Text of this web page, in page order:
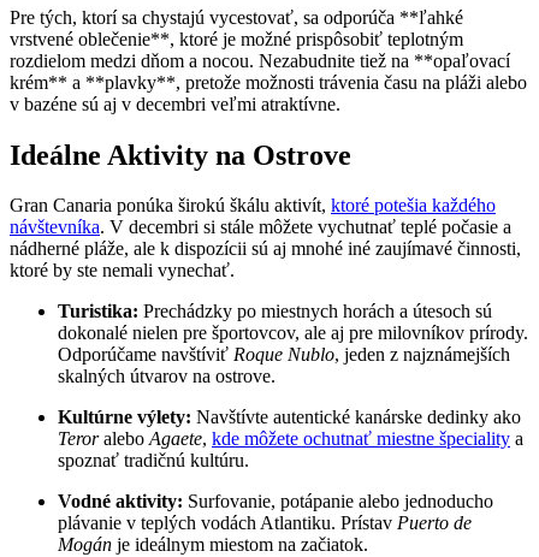
Pre tých, ktorí sa chystajú vycestovať, sa odporúča **ľahké
vrstvené oblečenie**, ktoré je možné prispôsobiť teplotným
rozdielom medzi dňom a nocou. Nezabudnite tiež na **opaľovací
krém** a **plavky**, pretože možnosti trávenia času na pláži alebo
v bazéne sú aj v decembri veľmi atraktívne.
Ideálne Aktivity na Ostrove
Gran Canaria ponúka širokú škálu aktivít, ktoré potešia každého
návštevníka. V decembri si stále môžete vychutnať teplé počasie a
nádherné pláže, ale k dispozícii sú aj mnohé iné zaujímavé činnosti,
ktoré by ste nemali vynechať.
Turistika: Prechádzky po miestnych horách a útesoch sú
dokonalé nielen pre športovcov, ale aj pre milovníkov prírody.
Odporúčame navštíviť Roque Nublo, jeden z najznámejších
skalných útvarov na ostrove.
Kultúrne výlety: Navštívte autentické kanárske dedinky ako
TeroraleboAgaete, kde môžete ochutnať miestne špeciality a
spoznať tradičnú kultúru.
Vodné aktivity: Surfovanie, potápanie alebo jednoducho
plávanie v teplých vodách Atlantiku. Prístav Puerto de
Mogán je ideálnym miestom na začiatok.